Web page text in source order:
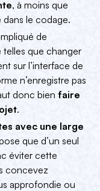
, à moins que
le codage.
de
que changer
sur l’interface de
n’enregistre pas
donc bienfaire
.
avec une large
que d’un seul
éviter cette
concevez
approfondie ou